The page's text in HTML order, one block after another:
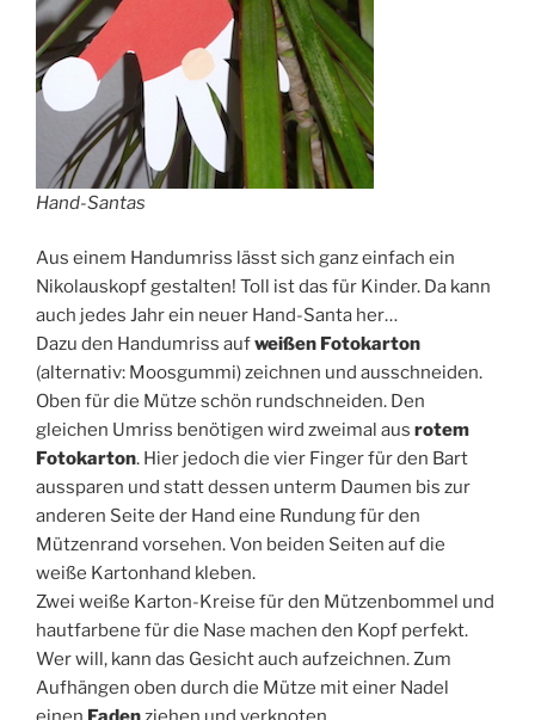
Hand-Santas
Aus einem Handumriss lässt sich ganz einfach ein
Nikolauskopf gestalten! Toll ist das für Kinder. Da kann
auch jedes Jahr ein neuer Hand-Santa her…
Dazu den Handumriss aufweißen Fotokarton
(alternativ: Moosgummi) zeichnen und ausschneiden.
Oben für die Mütze schön rundschneiden. Den
gleichen Umriss benötigen wird zweimal aus rotem
Fotokarton. Hier jedoch die vier Finger für den Bart
aussparen und statt dessen unterm Daumen bis zur
anderen Seite der Hand eine Rundung für den
Mützenrand vorsehen. Von beiden Seiten auf die
weiße Kartonhand kleben.
Zwei weiße Karton-Kreise für den Mützenbommel und
hautfarbene für die Nase machen den Kopf perfekt.
Wer will, kann das Gesicht auch aufzeichnen. Zum
Aufhängen oben durch die Mütze mit einer Nadel